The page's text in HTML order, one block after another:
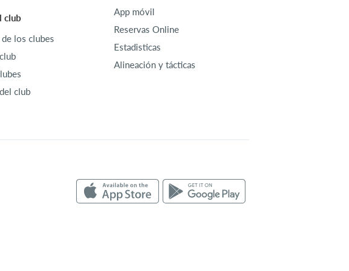
club
los clubes
club
App móvil
Reservas Online
Estadisticas
Alineación y tácticas